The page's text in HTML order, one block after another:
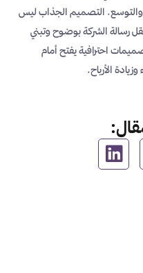
والتوسع. التصميم الجذاب ليس
رسالة الشركة بوضوح وتبني
احترافية يفتح أمام
الأرباح.